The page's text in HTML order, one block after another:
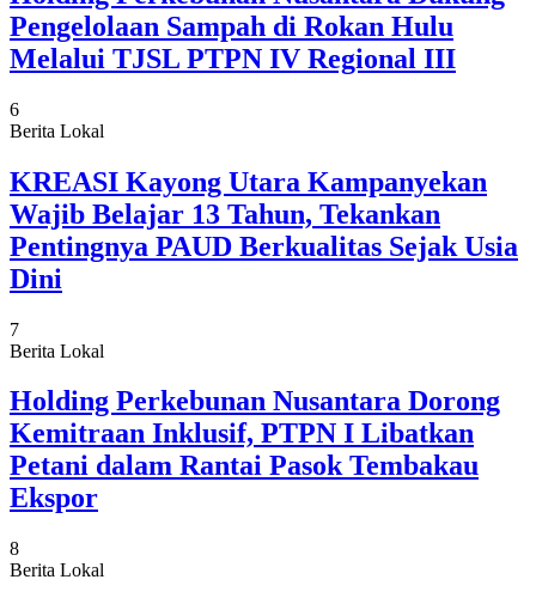
Pengelolaan Sampah di Rokan Hulu
Melalui TJSL PTPN IV Regional III
6
Berita Lokal
KREASI Kayong Utara Kampanyekan
Wajib Belajar 13 Tahun, Tekankan
Pentingnya PAUD Berkualitas Sejak Usia
Dini
7
Berita Lokal
Holding Perkebunan Nusantara Dorong
Kemitraan Inklusif, PTPN I Libatkan
Petani dalam Rantai Pasok Tembakau
Ekspor
8
Berita Lokal